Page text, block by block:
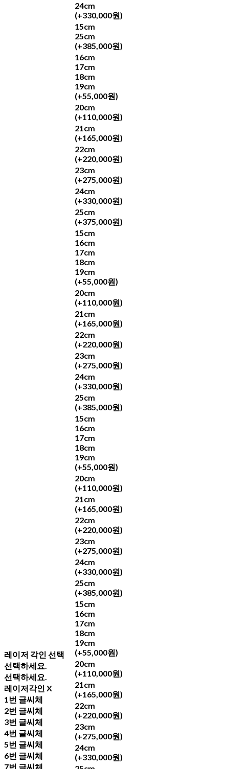
레이저 각인 선택
선택하세요.
선택하세요.
레이저각인 X
1번 글씨체
2번 글씨체
3번 글씨체
4번 글씨체
5번 글씨체
6번 글씨체
7번 글씨체
24cm
(+330,000원)
15cm
25cm
(+385,000원)
16cm
17cm
18cm
19cm
(+55,000원)
20cm
(+110,000원)
21cm
(+165,000원)
22cm
(+220,000원)
23cm
(+275,000원)
24cm
(+330,000원)
25cm
(+375,000원)
15cm
16cm
17cm
18cm
19cm
(+55,000원)
20cm
(+110,000원)
21cm
(+165,000원)
22cm
(+220,000원)
23cm
(+275,000원)
24cm
(+330,000원)
25cm
(+385,000원)
15cm
16cm
17cm
18cm
19cm
(+55,000원)
20cm
(+110,000원)
21cm
(+165,000원)
22cm
(+220,000원)
23cm
(+275,000원)
24cm
(+330,000원)
25cm
(+385,000원)
15cm
16cm
17cm
18cm
19cm
(+55,000원)
20cm
(+110,000원)
21cm
(+165,000원)
22cm
(+220,000원)
23cm
(+275,000원)
24cm
(+330,000원)